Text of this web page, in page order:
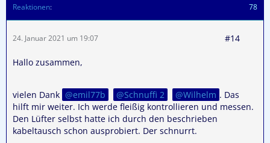
Reaktionen 78
24. Januar 2021 um 19:07 #14
Hallo zusammen,
vielen Dank emil77b Schnuffi 2 Wilhelm . Das
hilft mir weiter. Ich werde fleißig kontrollieren und messen.
Den Lüfter selbst hatte ich durch den beschrieben
kabeltausch schon ausprobiert. Der schnurrt.